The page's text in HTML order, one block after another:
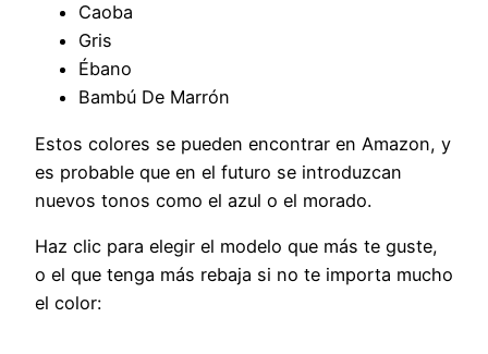
Caoba
Gris
Ébano
Bambú De Marrón
Estos colores se pueden encontrar en Amazon, y
es probable que en el futuro se introduzcan
nuevos tonos como el azul o el morado.
Haz clic para elegir el modelo que más te guste,
o el que tenga más rebaja si no te importa mucho
el color: